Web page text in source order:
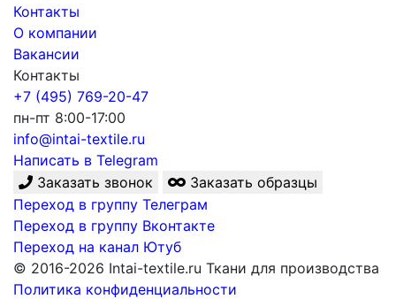
Контакты
О компании
Вакансии
Контакты
+7 (495) 769-20-47
пн-пт 8:00-17:00
info@intai-textile.ru
Написать в Telegram
Заказать звонок
Заказать образцы
Переход в группу Телеграм
Переход в группу Вконтакте
Переход на канал Ютуб
© 2016-2026 Intai-textile.ru Ткани для производства
Политика конфиденциальности